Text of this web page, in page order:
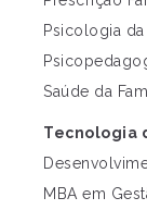
Psicologia
Saúde da
Tecnologia
MBA em